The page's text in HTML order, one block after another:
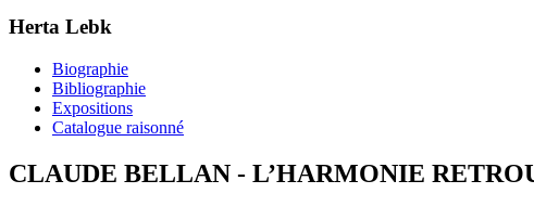
Herta Lebk
Biographie
Bibliographie
Expositions
Catalogue raisonné
CLAUDE BELLAN - L’HARMONIE